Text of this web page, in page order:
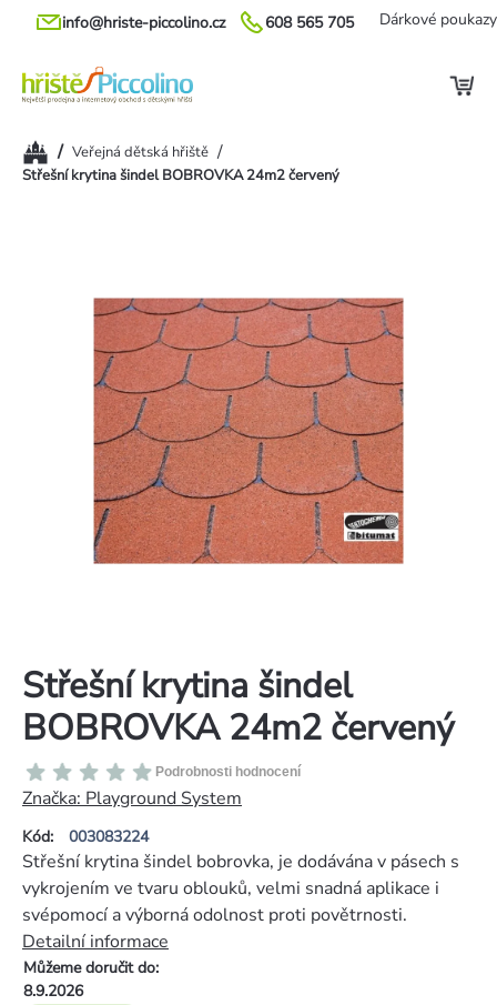
Přejít
608 565 705
info@hriste-piccolino.cz Dárkové poukazy
Domů/ Veřejná dětská hřiště /
Střešní krytina šindel BOBROVKA 24m2 červený
Střešní krytina šindel
BOBROVKA 24m2 červený
Kód: 003083224
Průměrné
hodnocení
produktu
je
0,0
5
hvězdiček.
Podrobnosti hodnocení
Značka: Playground System
Můžeme doručit do:
8.9.2026
Střešní krytina šindel bobrovka, je dodávána v pásech s
vykrojením ve tvaru oblouků, velmi snadná aplikace i
svépomocí a výborná odolnost proti povětrnosti.
Detailní informace